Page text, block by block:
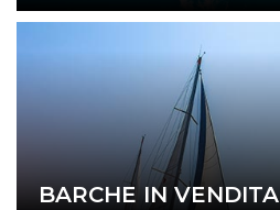
BARCHE IN VENDITA